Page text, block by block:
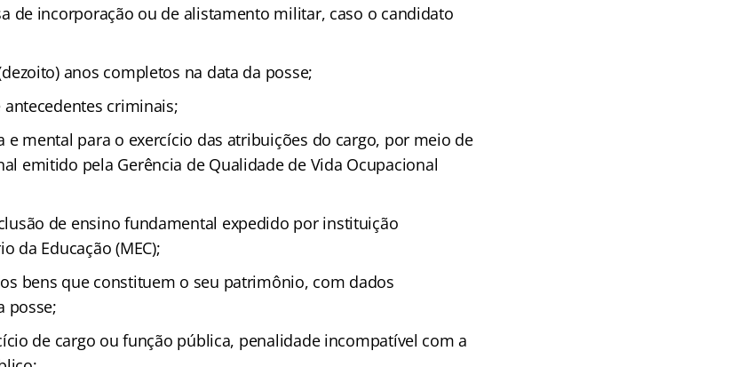
de incorporação ou de alistamento militar, caso o candidato
anos completos na data da posse;
criminais;
e mental para o exercício das atribuições do cargo, por meio de
emitido pela Gerência de Qualidade de Vida Ocupacional
de ensino fundamental expedido por instituição
da Educação (MEC);
bens que constituem o seu patrimônio, com dados
posse;
de cargo ou função pública, penalidade incompatível com a